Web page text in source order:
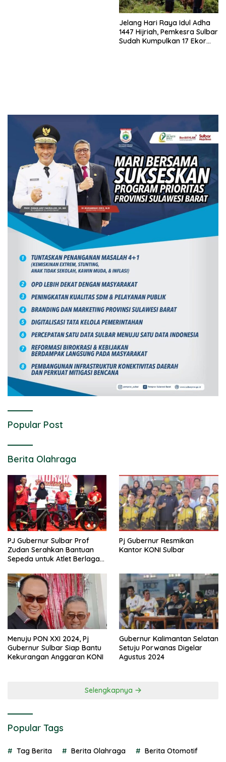
Jelang Hari Raya Idul Adha
1447 Hijriah, Pemkesra Sulbar
Sudah Kumpulkan 17 Ekor
Popular Post
Berita Olahraga
PJ Gubernur Sulbar Prof
Zudan Serahkan Bantuan
Sepeda untuk Atlet Berlaga
Pj Gubernur Resmikan
Kantor KONI Sulbar
Menuju PON XXI 2024, Pj
Gubernur Sulbar Siap Bantu
Kekurangan Anggaran KONI
Gubernur Kalimantan Selatan
Setuju Porwanas Digelar
Agustus 2024
Selengkapnya
Popular Tags
Tag Berita Berita Olahraga Berita Otomotif